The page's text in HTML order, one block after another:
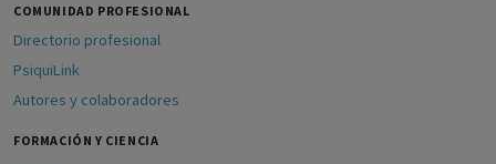
COMUNIDAD PROFESIONAL
Directorio profesional
PsiquiLink
Autores y colaboradores
FORMACIÓN Y CIENCIA